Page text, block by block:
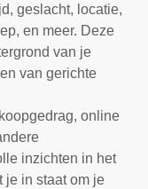
geslacht, locatie,
en meer. Deze
van je
van gerichte
online
inzichten in het
je in staat om je